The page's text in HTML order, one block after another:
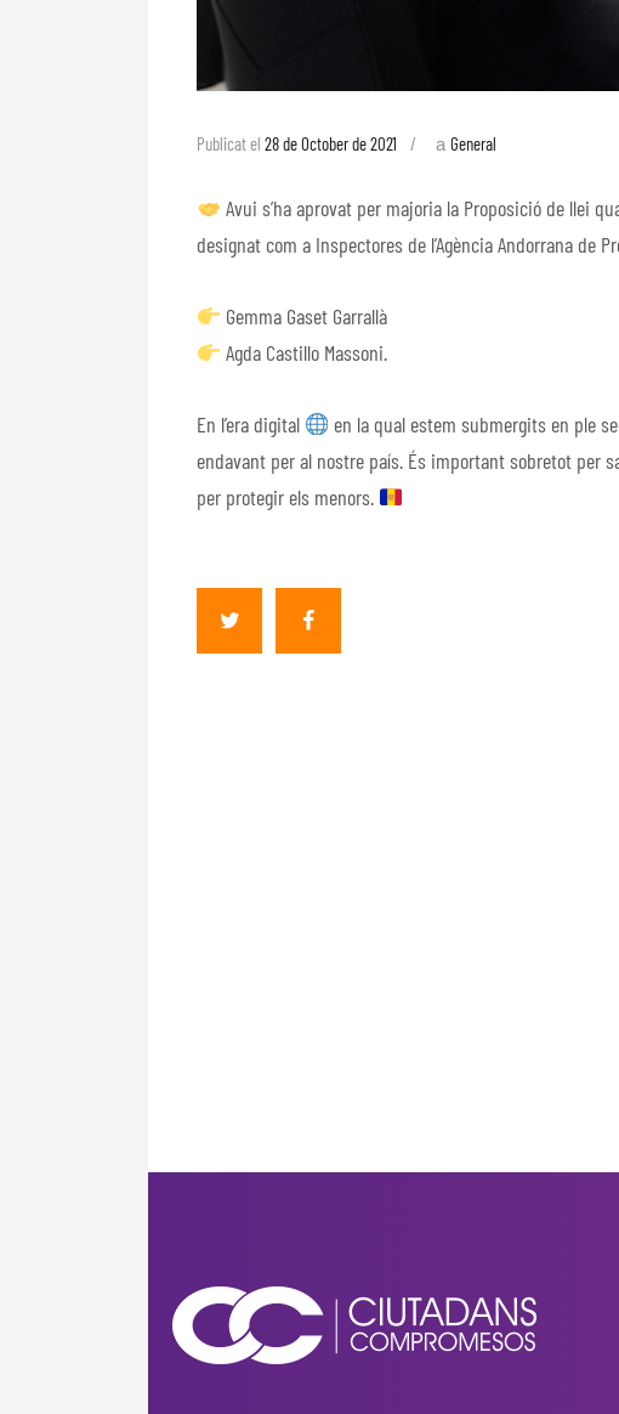
Publicat el 28 de October de 2021 a General
Avui s’ha aprovat per majoria la Proposició de llei
designat com a Inspectores de l’Agència Andorrana de
Gemma Gaset Garrallà
Agda Castillo Massoni.
En l’era digital
en la qual estem submergits en ple
endavant per al nostre país. És important sobretot per
per protegir els menors.